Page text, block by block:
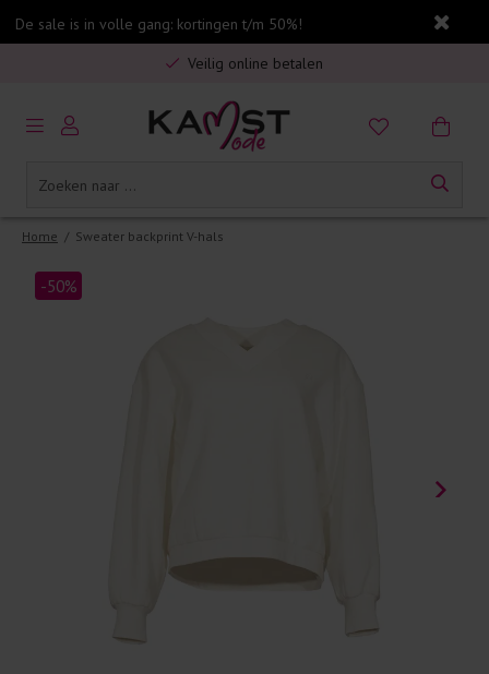
De sale is in volle gang: kortingen t/m 50%!
Gratis verzending in Nederland vanaf €75,-
Veilig online betalen
5% spaarbonus op jouw aankoop
Gratis verzending in Nederland vanaf €75,-
Home / Sweater backprint V-hals
-50%